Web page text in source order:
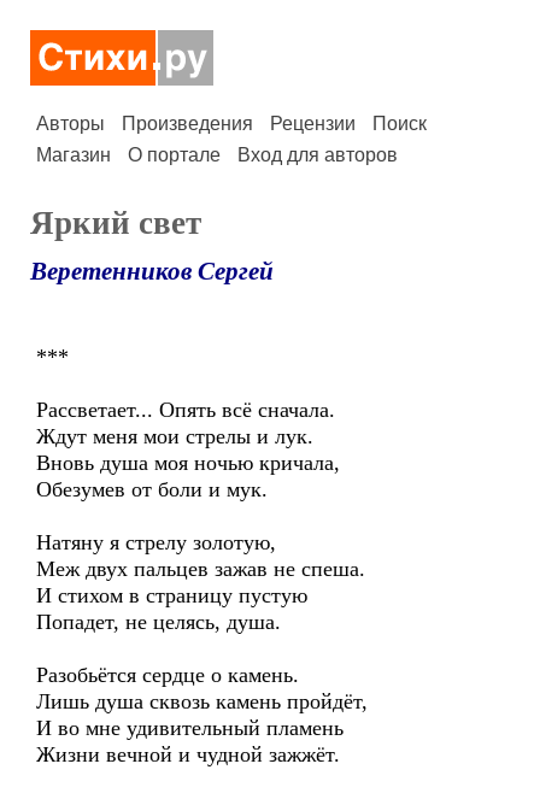
Авторы Произведения Рецензии
Поиск
Магазин
О портале Вход для авторов
Яркий свет
Веретенников Сергей
***
Рассветает... Опять всё сначала.
Ждут меня мои стрелы и лук.
Вновь душа моя ночью кричала,
Обезумев от боли и мук.
Натяну я стрелу золотую,
Меж двух пальцев зажав не спеша.
И стихом в страницу пустую
Попадет, не целясь, душа.
Разобьётся сердце о камень.
Лишь душа сквозь камень пройдёт,
И во мне удивительный пламень
Жизни вечной и чудной зажжёт.